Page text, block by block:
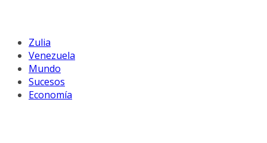
Zulia
Venezuela
Mundo
Sucesos
Economía